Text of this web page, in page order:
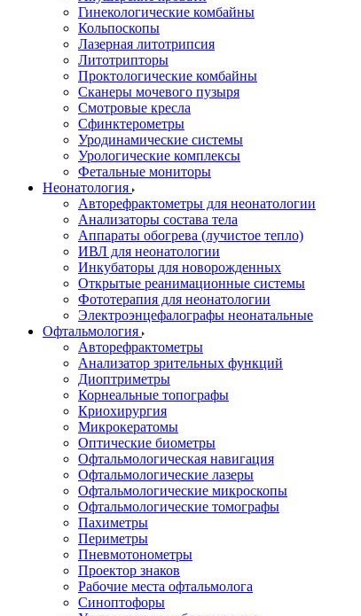
Гинекологические комбайны
Кольпоскопы
Лазерная литотрипсия
Литотрипторы
Проктологические комбайны
Сканеры мочевого пузыря
Смотровые кресла
Сфинктерометры
Уродинамические системы
Урологические комплексы
Фетальные мониторы
Неонатология
Авторефрактометры для неонатологии
Анализаторы состава тела
Аппараты обогрева (лучистое тепло)
ИВЛ для неонатологии
Инкубаторы для новорожденных
Открытые реанимационные системы
Фототерапия для неонатологии
Электроэнцефалографы неонатальные
Офтальмология
Авторефрактометры
Анализатор зрительных функций
Диоптриметры
Корнеальные топографы
Криохирургия
Микрокератомы
Оптические биометры
Офтальмологическая навигация
Офтальмологические лазеры
Офтальмологические микроскопы
Офтальмологические томографы
Пахиметры
Периметры
Пневмотонометры
Проектор знаков
Рабочие места офтальмолога
Синоптофоры